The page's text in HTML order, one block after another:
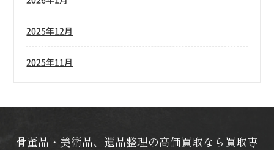
2025年12月
2025年11月
骨董品・美術品、遺品整理の高価買取なら買取専